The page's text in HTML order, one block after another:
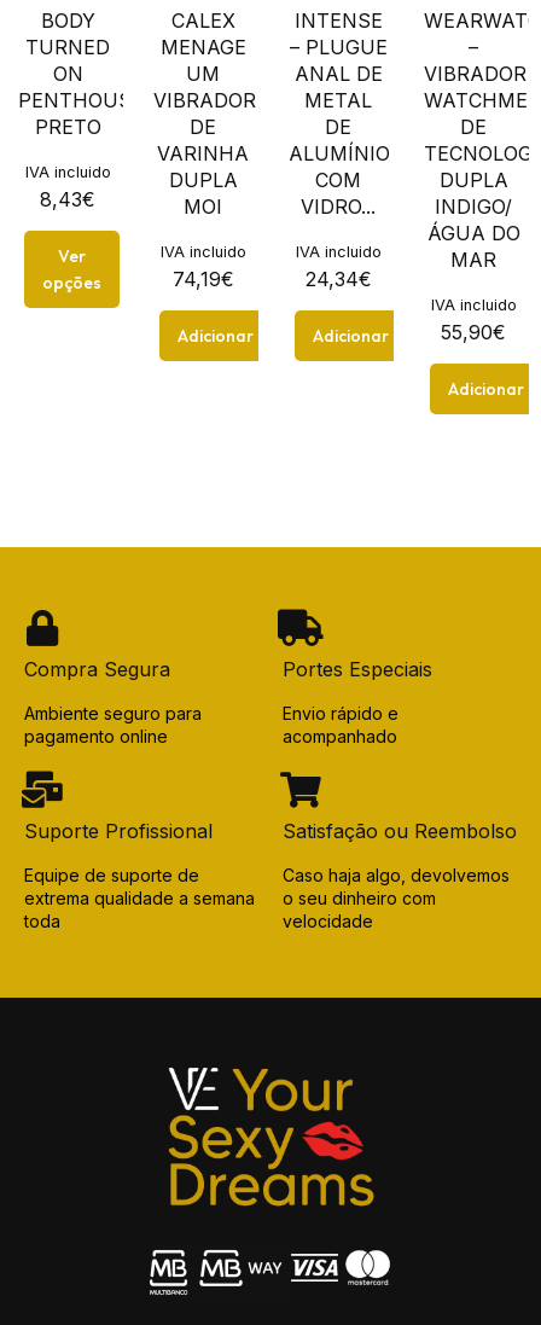
BODY
TURNED
ON
PENTHOUSE
PRETO
8,43€
IVA incluido
Ver
opções
CALEX
MENAGE
UM
VIBRADOR
DE
VARINHA
DUPLA
MOI
74,19€
IVA incluido
Adicionar
INTENSE
– PLUGUE
ANAL DE
METAL
DE
ALUMÍNIO
COM
VIDRO...
24,34€
IVA incluido
Adicionar
–
VIBRADOR
WATCHME
DE
DUPLA
INDIGO/
ÁGUA DO
MAR
55,90€
IVA incluido
Adicionar
Compra Segura
Ambiente seguro para
pagamento online
Portes Especiais
Envio rápido e
acompanhado
Suporte Profissional
Equipe de suporte de
extrema qualidade a semana
toda
Satisfação ou Reembolso
Caso haja algo, devolvemos
o seu dinheiro com
velocidade